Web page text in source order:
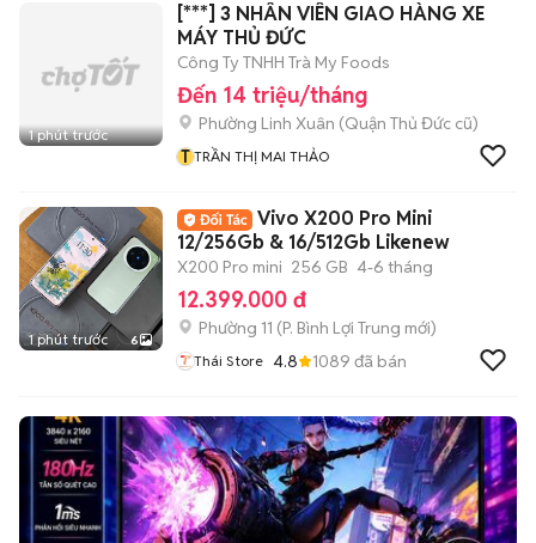
1 phút trước
[***] 3 NHÂN VIÊN GIAO HÀNG XE
MÁY THỦ ĐỨC
Công Ty TNHH Trà My Foods
Đến 14 triệu/tháng
Phường Linh Xuân (Quận Thủ Đức cũ)
T TRẦN THỊ MAI THẢO
1 phút trước 6
Vivo X200 Pro Mini
12/256Gb & 16/512Gb Likenew
X200 Pro mini 256 GB 4-6 tháng
12.399.000 đ
Phường 11 (P. Bình Lợi Trung mới)
Thái Store 4.8 1089 đã bán